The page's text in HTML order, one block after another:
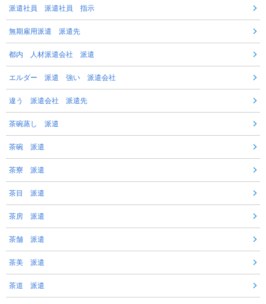
派遣社員 派遣社員 指示
無期雇用派遣 派遣先
都内 人材派遣会社 派遣
エルダー 派遣 強い 派遣会社
違う 派遣会社 派遣先
茶碗蒸し 派遣
茶碗 派遣
茶寮 派遣
茶目 派遣
茶房 派遣
茶舗 派遣
茶美 派遣
茶道 派遣